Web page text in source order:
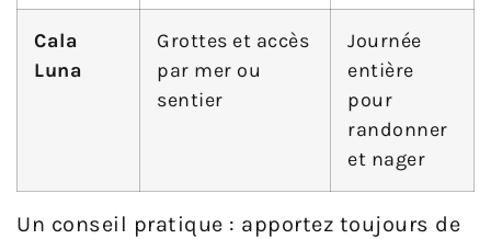
Cala
Luna
Grottes et accès
par mer ou
sentier
Journée
entière
pour
randonner
et nager
Un conseil pratique : apportez toujours de